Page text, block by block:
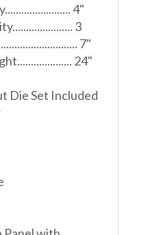
4"
3
7"
24"
Die Set Included